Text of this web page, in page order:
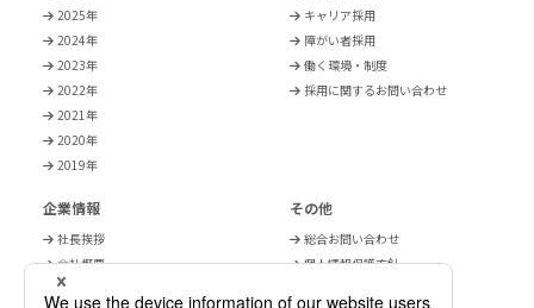
2025年
2024年
2023年
2022年
2021年
2020年
2019年
キャリア採用
障がい者採用
働く環境・制度
採用に関するお問い合わせ
企業情報
社長挨拶
会社概要
事業紹介
その他
総合お問い合わせ
個人情報保護方針